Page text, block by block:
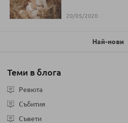
20/05/2020
Най-нови
Теми в блога
Ревюта
Събития
Съвети